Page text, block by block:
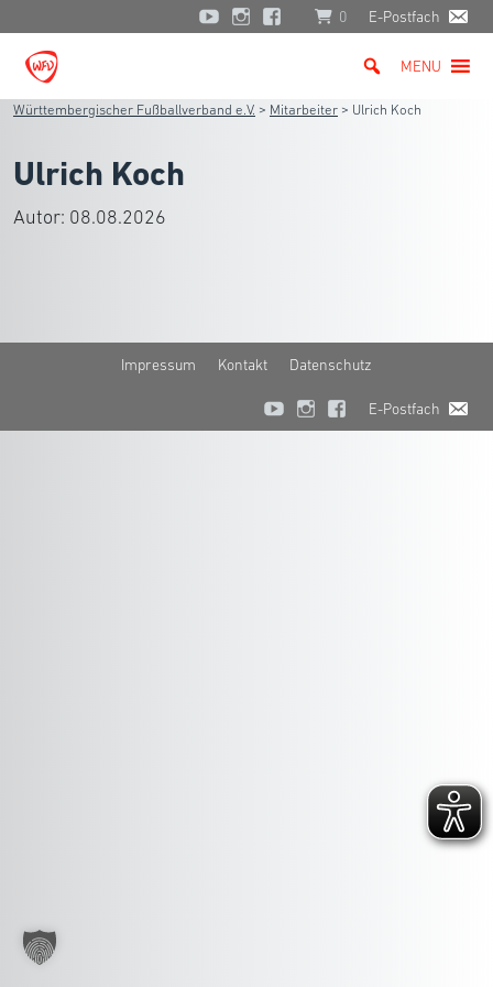
0 E-Postfach
MENU
Württembergischer Fußballverband e.V. > Mitarbeiter > Ulrich Koch
Ulrich Koch
Autor: 08.08.2026
Impressum Kontakt Datenschutz
E-Postfach